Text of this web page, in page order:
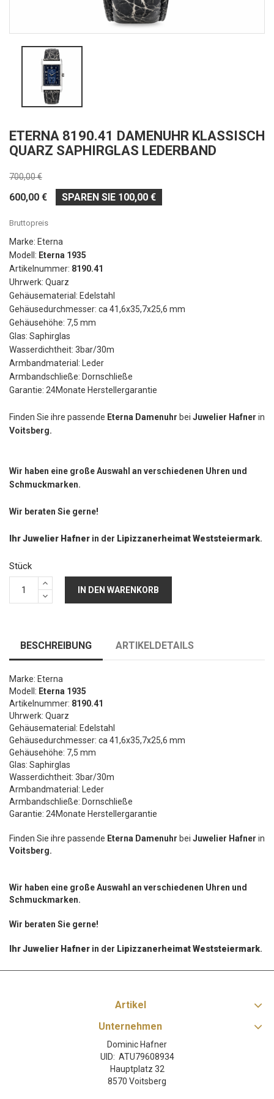
ETERNA 8190.41 DAMENUHR KLASSISCH
QUARZ SAPHIRGLAS LEDERBAND
700,00 €
600,00 € SPAREN SIE 100,00 €
Bruttopreis
Marke: Eterna
Modell: Eterna 1935
Artikelnummer: 8190.41
Uhrwerk: Quarz
Gehäusematerial: Edelstahl
Gehäusedurchmesser: ca 41,6x35,7x25,6 mm
Gehäusehöhe: 7,5 mm
Glas: Saphirglas
Wasserdichtheit: 3bar/30m
Armbandmaterial: Leder
Armbandschließe: Dornschließe
Garantie: 24Monate Herstellergarantie
Finden Sie ihre passende Eterna Damenuhr bei Juwelier Hafner in
Voitsberg.
Wir haben eine große Auswahl an verschiedenen Uhren und
Schmuckmarken.
Wir beraten Sie gerne!
Ihr Juwelier Hafner in der Lipizzanerheimat Weststeiermark.
Stück
IN DEN WARENKORB
BESCHREIBUNG ARTIKELDETAILS
Marke: Eterna
Modell: Eterna 1935
Artikelnummer: 8190.41
Uhrwerk: Quarz
Gehäusematerial: Edelstahl
Gehäusedurchmesser: ca 41,6x35,7x25,6 mm
Gehäusehöhe: 7,5 mm
Glas: Saphirglas
Wasserdichtheit: 3bar/30m
Armbandmaterial: Leder
Armbandschließe: Dornschließe
Garantie: 24Monate Herstellergarantie
Finden Sie ihre passende Eterna Damenuhr bei Juwelier Hafner in
Voitsberg.
Wir haben eine große Auswahl an verschiedenen Uhren und
Schmuckmarken.
Wir beraten Sie gerne!
Ihr Juwelier Hafner in der Lipizzanerheimat Weststeiermark.
Artikel
Unternehmen
Dominic Hafner
UID: ATU79608934
Hauptplatz 32
8570 Voitsberg